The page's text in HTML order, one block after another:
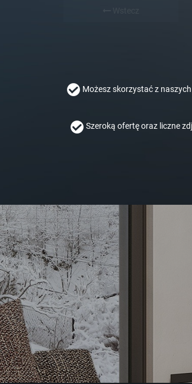
Możesz skorzystać z
Szeroką ofertę oraz liczne